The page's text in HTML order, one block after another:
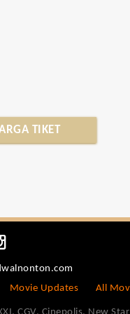
TIKET
Movie Updates All